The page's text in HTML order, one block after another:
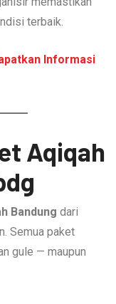
terbaik.
Informasi
Aqiqah
Bandung dari
Semua paket
gule — maupun